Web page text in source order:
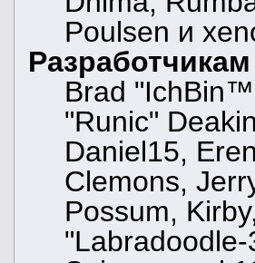
Poulsen и
Brad
"Runic"
Daniel15,
Clemons,
Possum,